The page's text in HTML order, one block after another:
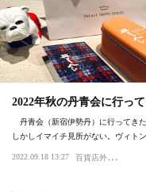
2022年秋の丹青会に行っ
丹青会（新宿伊勢丹）に行ってき
しかしイマイチ見所がない。ヴィト
2022.09.18 13:27 百
貨店外商 サー